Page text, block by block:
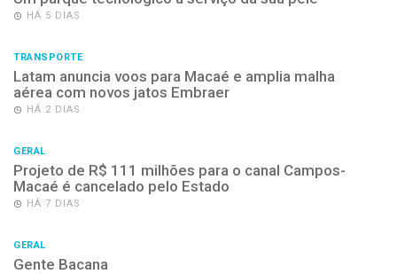
HÁ 5 DIAS
TRANSPORTE
Latam anuncia voos para Macaé e amplia malha
aérea com novos jatos Embraer
HÁ 2 DIAS
GERAL
Projeto de R$ 111 milhões para o canal Campos-
Macaé é cancelado pelo Estado
HÁ 7 DIAS
GERAL
Gente Bacana